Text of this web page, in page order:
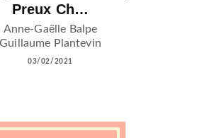
Preux Ch…
Anne-Gaëlle Balpe
Guillaume Plantevin
03/02/2021